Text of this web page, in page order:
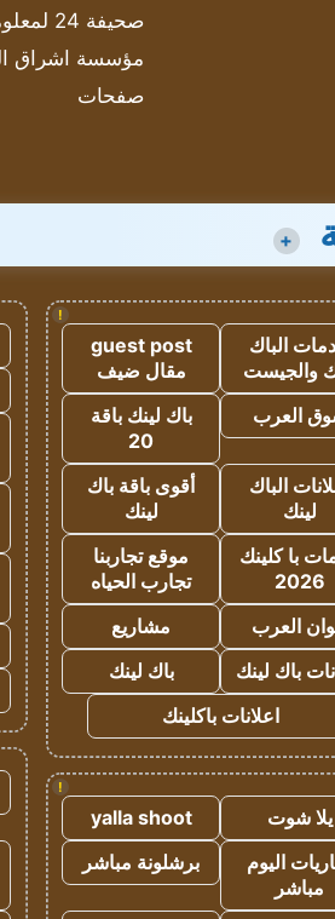
صحيفة 24 لمعلوماتك
مؤسسة اشراق
صفحات
+
!
الباك
والجيست
guest post
مقال ضيف
العرب
باك لينك باقة
20
الباك
لينك
أقوى باقة باك
لينك
با كلينك
2026
موقع تجاربنا
تجارب الحياه
العرب
مشاريع
باك لينك
باك لينك
اعلانات باكلينك
!
يلا شوت
yalla shoot
اليوم
مباشر
برشلونة مباشر